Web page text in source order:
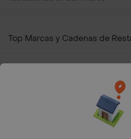
Top Marcas y Cadenas de
Google play